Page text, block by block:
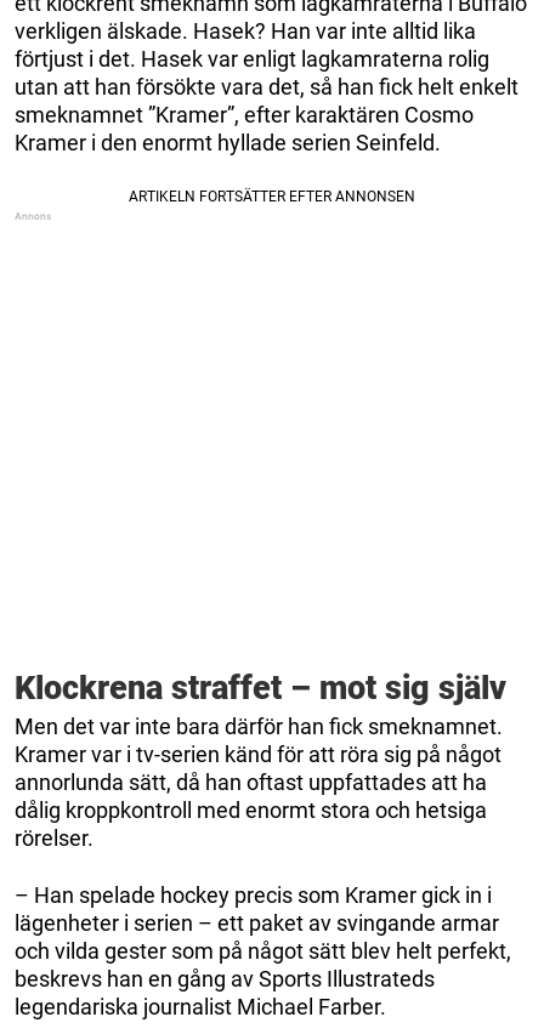
verkligen älskade. Hasek? Han var inte alltid lika
förtjust i det. Hasek var enligt lagkamraterna rolig
utan att han försökte vara det, så han fick helt enkelt
smeknamnet ”Kramer”, efter karaktären Cosmo
Kramer i den enormt hyllade serien Seinfeld.
Klockrena straffet – mot sig själv
Men det var inte bara därför han fick smeknamnet.
Kramer var i tv-serien känd för att röra sig på något
annorlunda sätt, då han oftast uppfattades att ha
dålig kroppkontroll med enormt stora och hetsiga
rörelser.
– Han spelade hockey precis som Kramer gick in i
lägenheter i serien – ett paket av svingande armar
och vilda gester som på något sätt blev helt perfekt,
beskrevs han en gång av Sports Illustrateds
legendariska journalist Michael Farber.